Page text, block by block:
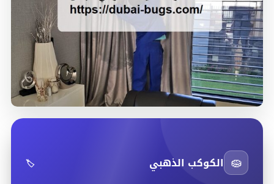
🧽 الكوكب الذهبي 🏷️